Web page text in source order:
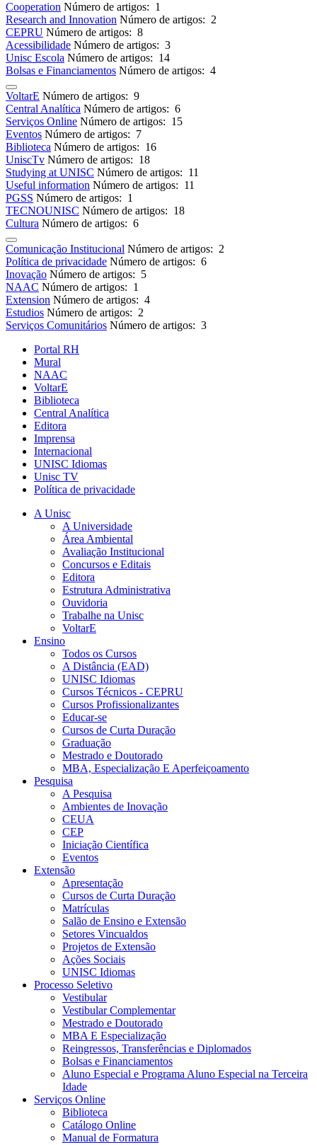
Cooperation Número de artigos: 1
Research and Innovation Número de artigos: 2
CEPRU Número de artigos: 8
Acessibilidade Número de artigos: 3
Unisc Escola Número de artigos: 14
Bolsas e Financiamentos Número de artigos: 4
VoltarE Número de artigos: 9
Central Analítica Número de artigos: 6
Serviços Online Número de artigos: 15
Eventos Número de artigos: 7
Biblioteca Número de artigos: 16
UniscTv Número de artigos: 18
Studying at UNISC Número de artigos: 11
Useful information Número de artigos: 11
PGSS Número de artigos: 1
TECNOUNISC Número de artigos: 18
Cultura Número de artigos: 6
Comunicação Institucional Número de artigos: 2
Política de privacidade Número de artigos: 6
Inovação Número de artigos: 5
NAAC Número de artigos: 1
Extension Número de artigos: 4
Estudios Número de artigos: 2
Serviços Comunitários Número de artigos: 3
Portal RH
Mural
NAAC
VoltarE
Biblioteca
Central Analítica
Editora
Imprensa
Internacional
UNISC Idiomas
Unisc TV
Política de privacidade
A Unisc
A Universidade
Área Ambiental
Avaliação Institucional
Concursos e Editais
Editora
Estrutura Administrativa
Ouvidoria
Trabalhe na Unisc
VoltarE
Ensino
Todos os Cursos
A Distância (EAD)
UNISC Idiomas
Cursos Técnicos - CEPRU
Cursos Profissionalizantes
Educar-se
Cursos de Curta Duração
Graduação
Mestrado e Doutorado
MBA, Especialização E Aperfeiçoamento
Pesquisa
A Pesquisa
Ambientes de Inovação
CEUA
CEP
Iniciação Científica
Eventos
Extensão
Apresentação
Cursos de Curta Duração
Matrículas
Salão de Ensino e Extensão
Setores Vincualdos
Projetos de Extensão
Ações Sociais
UNISC Idiomas
Processo Seletivo
Vestibular
Vestibular Complementar
Mestrado e Doutorado
MBA E Especialização
Reingressos, Transferências e Diplomados
Bolsas e Financiamentos
Aluno Especial e Programa Aluno Especial na Terceira
Idade
Serviços Online
Biblioteca
Catálogo Online
Manual de Formatura